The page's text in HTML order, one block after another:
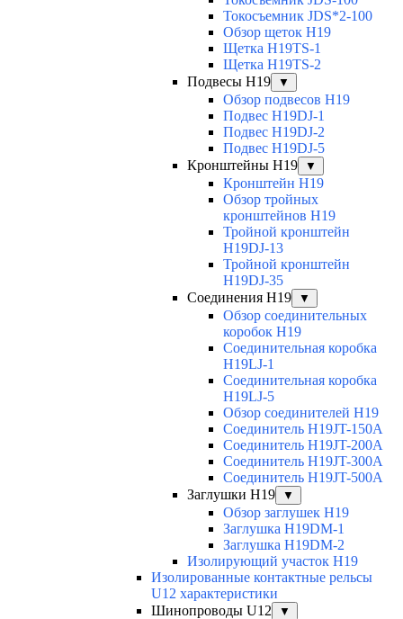
Токосъемник JDS*2-100
Обзор щеток H19
Щетка H19TS-1
Щетка H19TS-2
Подвесы H19
▼
Обзор подвесов H19
Подвес H19DJ-1
Подвес H19DJ-2
Подвес H19DJ-5
Кронштейны H19
▼
Кронштейн H19
Обзор тройных
кронштейнов H19
Тройной кронштейн
H19DJ-13
Тройной кронштейн
H19DJ-35
Соединения H19
▼
Обзор соединительных
коробок H19
Соединительная коробка
H19LJ-1
Соединительная коробка
H19LJ-5
Обзор соединителей H19
Соединитель H19JT-150A
Соединитель H19JT-200A
Соединитель H19JT-300A
Соединитель H19JT-500A
Заглушки H19
▼
Обзор заглушек H19
Заглушка H19DM-1
Заглушка H19DM-2
Изолирующий участок H19
Изолированные контактные рельсы
U12 характеристики
Шинопроводы U12
▼